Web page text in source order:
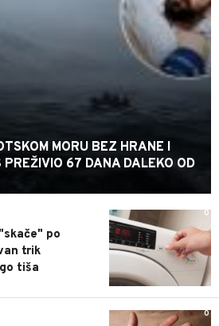
MORU BEZ HRANE I
PREŽIVIO 67 DANA DALEKO OD
0
po
trik
tiša
0